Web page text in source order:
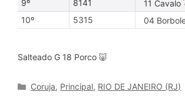
9º
8141
11 Cavalo
10º
5315 04
Salteado G 18 Porco 🐷
Categories
Coruja, Principal, RIO DE JANEIRO (RJ)